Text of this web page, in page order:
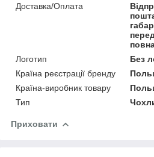
Доставка/Оплата
Логотип
Без
Країна реєстрації бренду
Країна-виробник товару
Тип
Приховати